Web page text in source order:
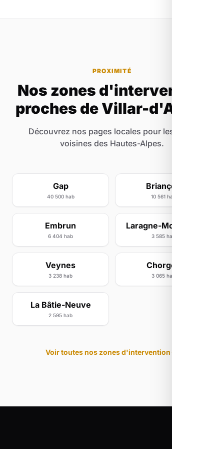
PROXIMITÉ
Nos zones d'intervention
proches de Villar-d'Arêne
Découvrez nos pages locales pour les villes
voisines des Hautes-Alpes.
Gap
40 500 hab
Briançon
10 561 hab
Embrun
6 404 hab
Laragne-Montéglin
3 585 hab
Veynes
3 238 hab
Chorges
3 065 hab
La Bâtie-Neuve
2 595 hab
Voir toutes nos zones d'intervention